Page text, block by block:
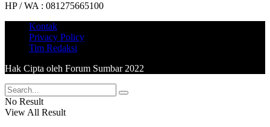
HP / WA : 081275665100
Kontak
Privacy Policy
Tim Redaksi
Hak Cipta oleh Forum Sumbar 2022
No Result
View All Result